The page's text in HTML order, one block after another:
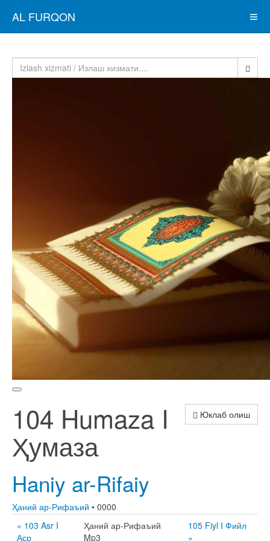
AL FURQON
Юклаб олиш
104 Humaza I
Ҳумаза
Haniy ar-Rifaiy
Ҳаний ар-Рифаъий • 0000
« 103 Asr I
Аср
Ҳаний ар-Рифаъий
Mp3
105 Fiyl I Фийл
»